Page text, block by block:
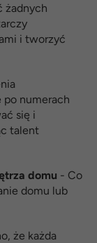
żadnych
i tworzyć
po numerach
się i
talent
domu - Co
domu lub
że każda